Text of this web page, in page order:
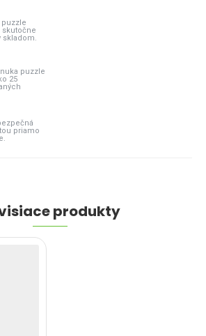
puzzle
skutočne
skladom.
puzzle
25
priamo
produkty